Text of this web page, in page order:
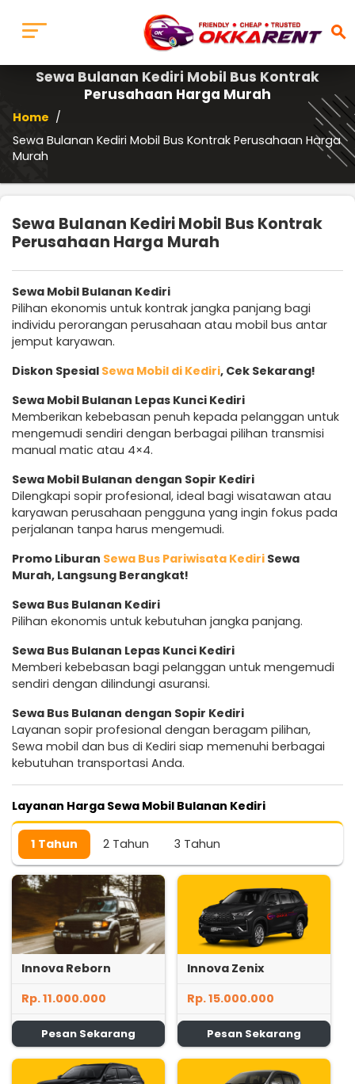
search
Sewa Bulanan Kediri Mobil Bus Kontrak
Perusahaan Harga Murah
Home /
Sewa Bulanan Kediri Mobil Bus Kontrak Perusahaan Harga
Murah
Sewa Bulanan Kediri Mobil Bus Kontrak
Perusahaan Harga Murah
Sewa Mobil Bulanan Kediri
Pilihan ekonomis untuk kontrak jangka panjang bagi
individu perorangan perusahaan atau mobil bus antar
jemput karyawan.
Diskon Spesial Sewa Mobil di Kediri, Cek Sekarang!
Sewa Mobil Bulanan Lepas Kunci Kediri
Memberikan kebebasan penuh kepada pelanggan untuk
mengemudi sendiri dengan berbagai pilihan transmisi
manual matic atau 4×4.
Sewa Mobil Bulanan dengan Sopir Kediri
Dilengkapi sopir profesional, ideal bagi wisatawan atau
karyawan perusahaan pengguna yang ingin fokus pada
perjalanan tanpa harus mengemudi.
Promo Liburan Sewa Bus Pariwisata Kediri Sewa
Murah, Langsung Berangkat!
Sewa Bus Bulanan Kediri
Pilihan ekonomis untuk kebutuhan jangka panjang.
Sewa Bus Bulanan Lepas Kunci Kediri
Memberi kebebasan bagi pelanggan untuk mengemudi
sendiri dengan dilindungi asuransi.
Sewa Bus Bulanan dengan Sopir Kediri
Layanan sopir profesional dengan beragam pilihan,
Sewa mobil dan bus di Kediri siap memenuhi berbagai
kebutuhan transportasi Anda.
Layanan Harga Sewa Mobil Bulanan Kediri
1 Tahun 2 Tahun 3 Tahun
Innova Reborn
Rp. 11.000.000
Pesan Sekarang
Innova Zenix
Rp. 15.000.000
Pesan Sekarang